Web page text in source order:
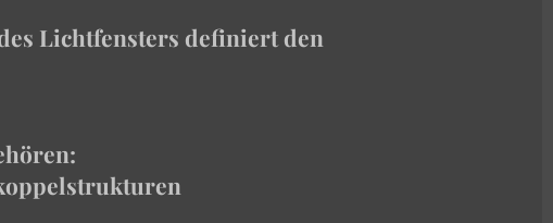
Lichtfensters definiert den